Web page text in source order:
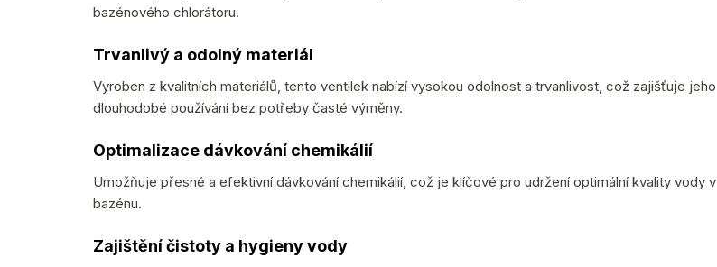
bazénového chlorátoru.
Trvanlivý a odolný materiál
Vyroben z kvalitních materiálů, tento ventilek nabízí vysokou odolnost a trvanlivost, což zajišťuje jeho
dlouhodobé používání bez potřeby časté výměny.
Optimalizace dávkování chemikálií
Umožňuje přesné a efektivní dávkování chemikálií, což je klíčové pro udržení optimální kvality vody v
bazénu.
Zajištění čistoty a hygieny vody